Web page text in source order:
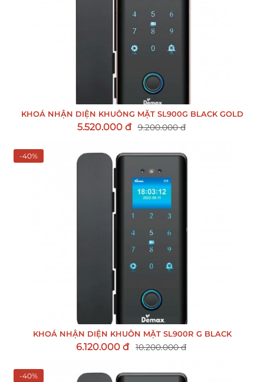
KHOÁ NHẬN DIỆN KHUÔNG MẶT SL900G BLACK GOLD
5.520.000 đ 9.200.000 đ
-40%
KHOÁ NHẬN DIỆN KHUÔN MẶT SL900R G BLACK
6.120.000 đ 10.200.000 đ
-40%